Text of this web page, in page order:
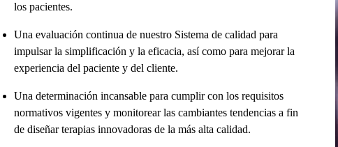
los pacientes.
Una evaluación continua de nuestro Sistema de calidad para
impulsar la simplificación y la eficacia, así como para mejorar la
experiencia del paciente y del cliente.
Una determinación incansable para cumplir con los requisitos
normativos vigentes y monitorear las cambiantes tendencias a fin
de diseñar terapias innovadoras de la más alta calidad.